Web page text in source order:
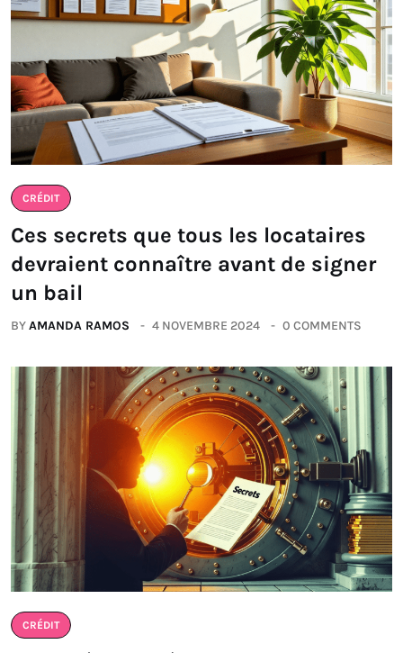
CRÉDIT
Ces secrets que tous les locataires
devraient connaître avant de signer
un bail
BYAMANDA RAMOS 4 NOVEMBRE 2024 0 COMMENTS
CRÉDIT